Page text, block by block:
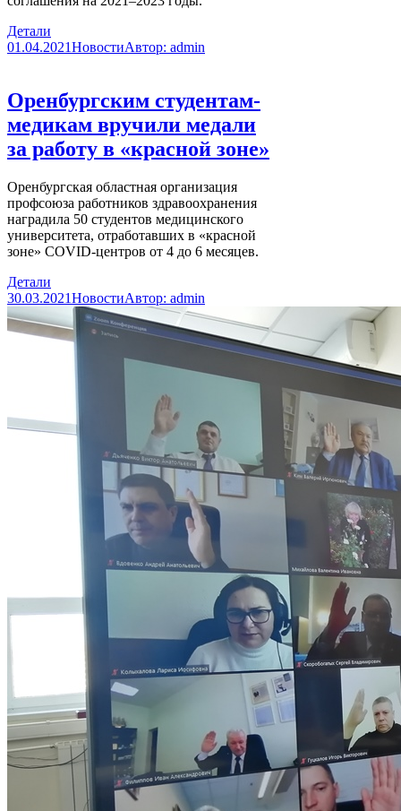
Детали
01.04.2021НовостиАвтор: admin
Оренбургским студентам-
медикам вручили медали
за работу в «красной зоне»
Оренбургская областная организация
профсоюза работников здравоохранения
наградила 50 студентов медицинского
университета, отработавших в «красной
зоне» COVID-центров от 4 до 6 месяцев.
Детали
30.03.2021НовостиАвтор: admin